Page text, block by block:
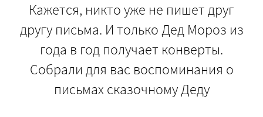
Кажется, никто уже не пишет друг
другу письма. И только Дед Мороз из
года в год получает конверты.
Собрали для вас воспоминания о
письмах сказочному Деду